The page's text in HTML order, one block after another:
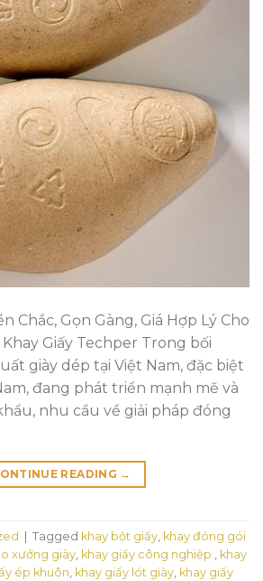
Chắc, Gọn Gàng, Giá Hợp Lý Cho
Giấy Techper Trong bối
giày dép tại Việt Nam, đặc biệt
đang phát triển mạnh mẽ và
nhu cầu về giải pháp đóng
READING →
| Tagged khay bột giấy khay đóng gói
xưởng giày khay giấy công nghiệp.
khay
ép khuôn khay giấy lót giày khay giấy